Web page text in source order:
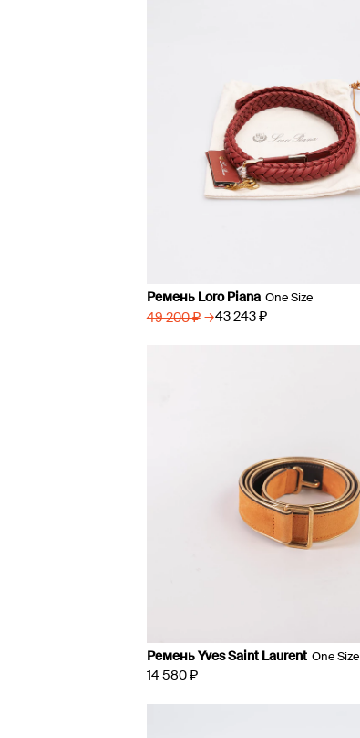
Ремень Loro Piana One Size
49 200 ₽ → 43 243 ₽
Ремень Yves Saint Laurent One Size
14 580 ₽